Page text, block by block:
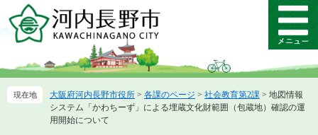
ー
先
ニ
を
メ
ニ
ー
大阪府河内長野市役所 > 各課のページ > 社会教育第2課 > 地図情報
システム「かわちーず」による埋蔵文化財範囲（包蔵地）確認の運
用開始について